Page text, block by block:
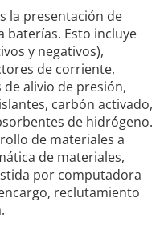
la presentación de
baterías. Esto incluye
y negativos),
de corriente,
alivio de presión,
carbón activado,
de hidrógeno.
de materiales a
de materiales,
por computadora
reclutamiento